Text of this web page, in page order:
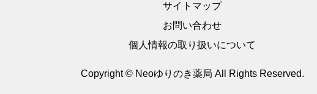
サイトマップ
お問い合わせ
個人情報の取り扱いについて
Copyright © Neoゆりのき薬局 All Rights Reserved.